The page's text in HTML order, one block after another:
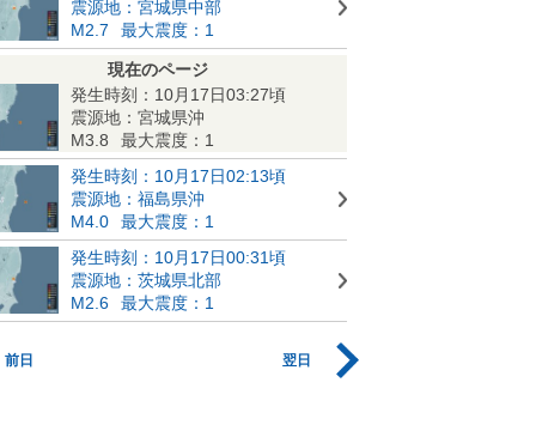
震源地：宮城県中部
M2.7
最大震度：1
現在のページ
発生時刻：10月17日03:27頃
震源地：宮城県沖
M3.8
最大震度：1
発生時刻：10月17日02:13頃
震源地：福島県沖
M4.0
最大震度：1
発生時刻：10月17日00:31頃
震源地：茨城県北部
M2.6
最大震度：1
前日 翌日